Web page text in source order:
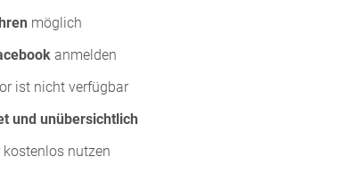
möglich
anmelden
ist nicht verfügbar
und unübersichtlich
nutzen